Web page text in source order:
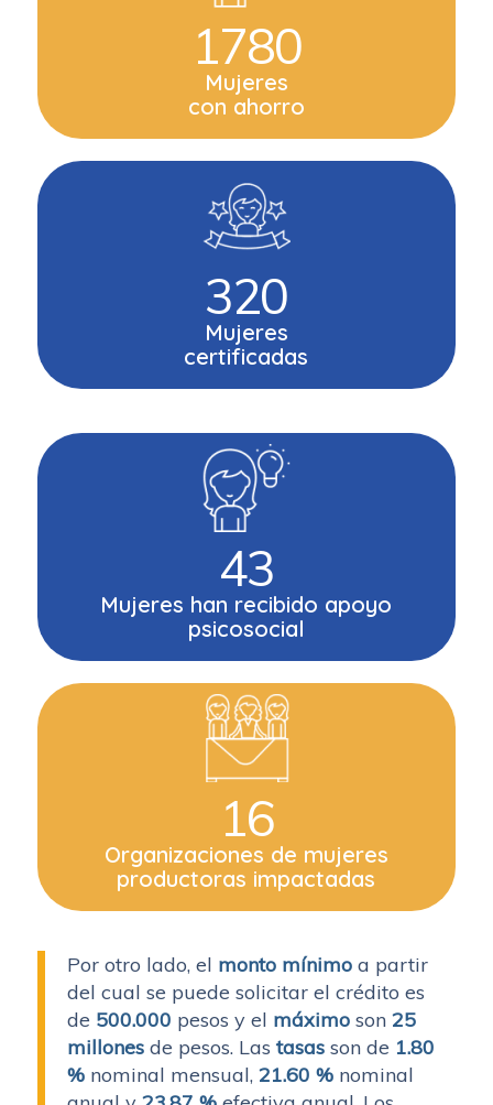
1780
Mujeres
con ahorro
320
Mujeres
certificadas
43
Mujeres han recibido apoyo
psicosocial
16
Organizaciones de mujeres
productoras impactadas
Por otro lado, el monto mínimoa partir
del cual se puede solicitar el crédito es
de 500.000 pesos y el máximoson 25
millonesde pesos. Las tasasson de 1.80
%nominal mensual, 21.60 %nominal